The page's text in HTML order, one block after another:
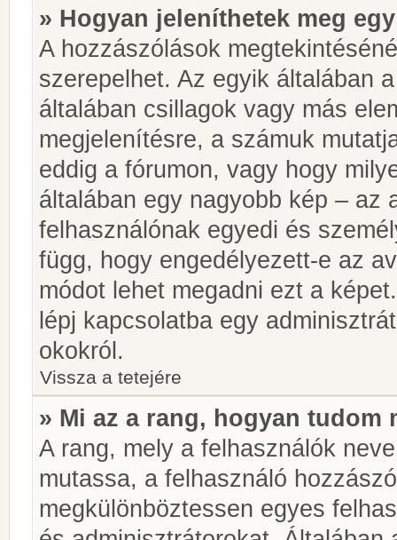
» Hogyan jeleníthetek meg
A hozzászólások
szerepelhet. Az egyik általában
általában csillagok vagy más
megjelenítésre, a számuk
eddig a fórumon, vagy hogy
általában egy nagyobb kép – az
felhasználónak egyedi és
függ, hogy engedélyezett-e az
módot lehet megadni ezt a
lépj kapcsolatba egy
okokról.
Vissza a tetejére
» Mi az a rang, hogyan tudom
A rang, mely a felhasználók
mutassa, a felhasználó
megkülönböztessen egyes